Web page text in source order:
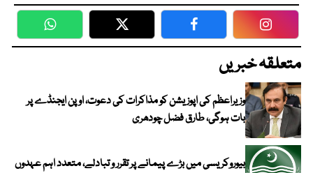
WhatsApp Twitter Facebook
متعلقہ خبریں
وزیراعظم کی اپوزیشن کو مذاکرات کی دعوت، اوپن ایجنڈے پر
بات ہوگی، طارق فضل چودھری
بیوروکریسی میں بڑے پیمانے پر تقرر و تبادلے، متعدد اہم عہدوں